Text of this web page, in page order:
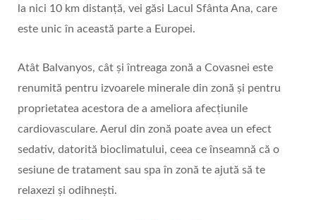
la nici 10 km distanță, vei găsi Lacul Sfânta Ana, care
este unic în această parte a Europei.
Atât Balvanyos, cât și întreaga zonă a Covasnei este
renumită pentru izvoarele minerale din zonă și pentru
proprietatea acestora de a ameliora afecțiunile
cardiovasculare. Aerul din zonă poate avea un efect
sedativ, datorită bioclimatului, ceea ce înseamnă că o
sesiune de tratament sau spa în zonă te ajută să te
relaxezi și odihnești.